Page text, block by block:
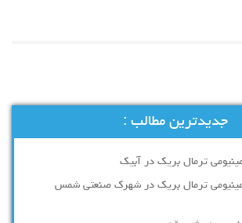
جدیدترین مطالب :
ترمال بریک در آبیک
ترمال بریک در شهرک صنعتی شمس